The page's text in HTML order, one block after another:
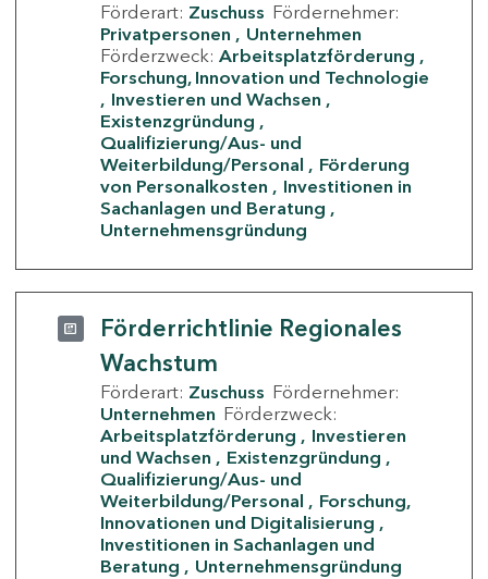
Förderart: Zuschuss Fördernehmer:
Privatpersonen
Unternehmen
Förderzweck: Arbeitsplatzförderung
Forschung, Innovation und Technologie
Investieren und Wachsen
Existenzgründung
Qualifizierung/Aus- und
Weiterbildung/Personal
Förderung
von Personalkosten
Investitionen in
Sachanlagen und Beratung
Unternehmensgründung
Förderrichtlinie Regionales
Wachstum
Förderart: Zuschuss Fördernehmer:
Unternehmen Förderzweck:
Arbeitsplatzförderung
Investieren
und Wachsen
Existenzgründung
Qualifizierung/Aus- und
Weiterbildung/Personal
Forschung,
Innovationen und Digitalisierung
Investitionen in Sachanlagen und
Beratung
Unternehmensgründung